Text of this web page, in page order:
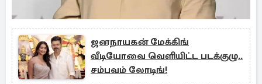
ஜனநாயகன் மேக்கிங்
வீடியோவை வெளியிட்ட படக்குழு..
சம்பவம் லோடிங்!